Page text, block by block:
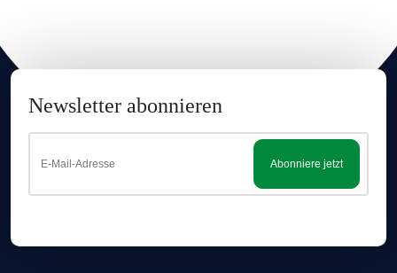
Newsletter abonnieren
Abonniere jetzt